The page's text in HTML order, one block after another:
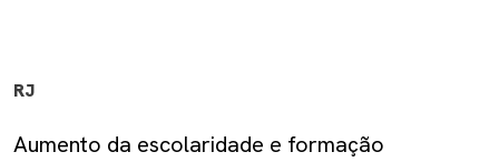
RJ
Aumento da escolaridade e formação